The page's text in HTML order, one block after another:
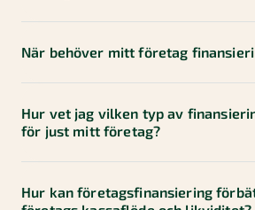
Eget kapital
är pengar som du
investerar i företaget.
Lånefinansieringinnebär att
När behöver mitt företag
Hur vet jag vilken typ av
för just mitt företag?
Hur kan företagsfinansiering